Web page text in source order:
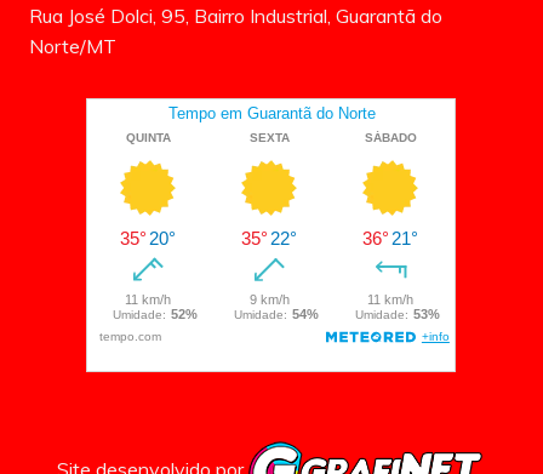
Rua José Dolci, 95, Bairro Industrial, Guarantã do
Norte/MT
Site desenvolvido por